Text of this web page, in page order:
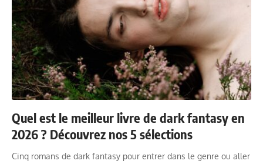
Quel est le meilleur livre de dark fantasy en
2026 ? Découvrez nos 5 sélections
Cinq romans de dark fantasy pour entrer dans le genre ou aller